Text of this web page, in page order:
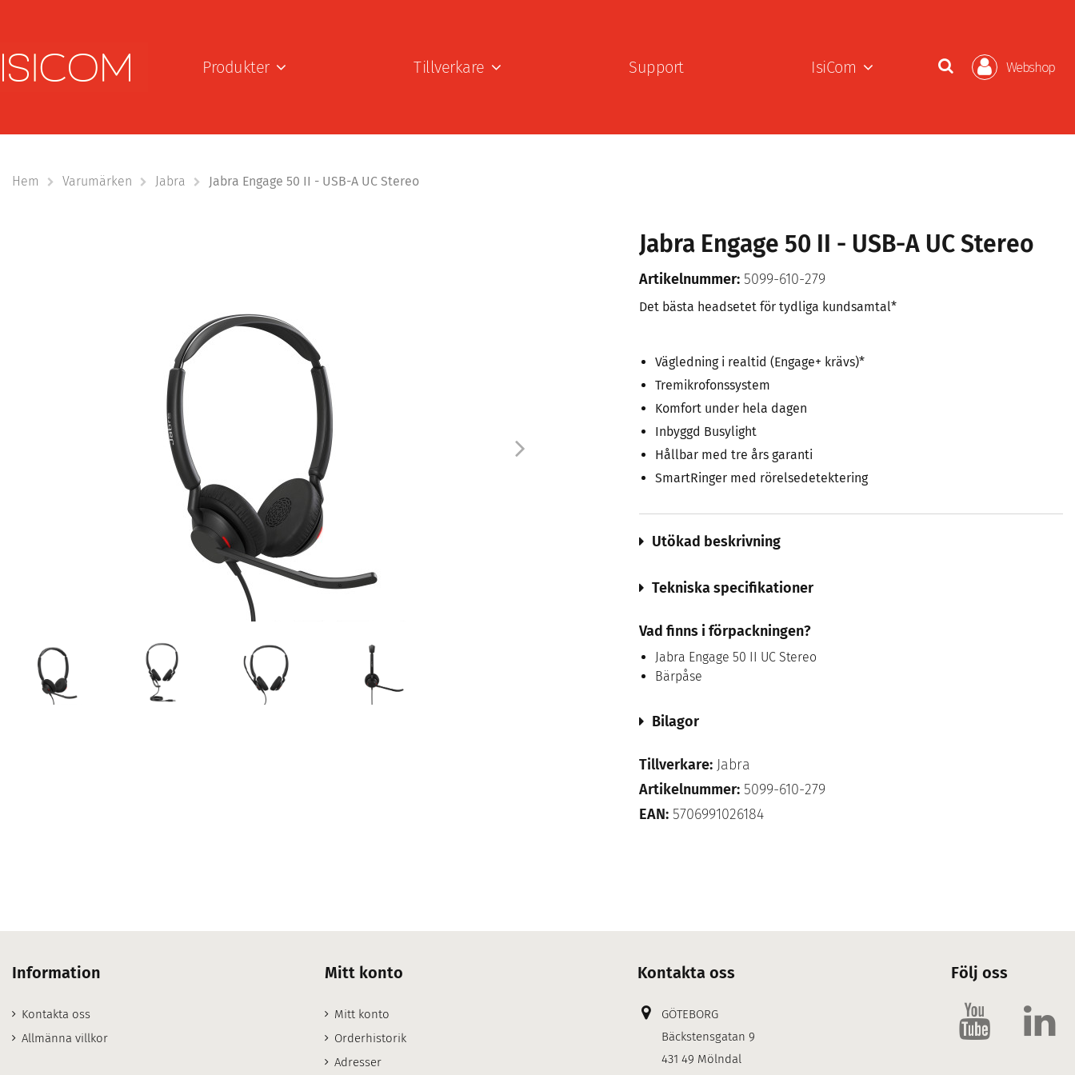
Produkter Tillverkare Support IsiCom Webshop
Hem Varumärken Jabra Jabra Engage 50 II - USB-A UC Stereo
Jabra Engage 50 II - USB-A UC Stereo
Artikelnummer: 5099-610-279
Det bästa headsetet för tydliga kundsamtal*
Vägledning i realtid (Engage+ krävs)*
Tremikrofonssystem
Komfort under hela dagen
Inbyggd Busylight
Hållbar med tre års garanti
SmartRinger med rörelsedetektering
Utökad beskrivning
Tekniska specifikationer
Vad finns i förpackningen?
Jabra Engage 50 II UC Stereo
Bärpåse
Bilagor
Tillverkare: Jabra
Artikelnummer: 5099-610-279
EAN: 5706991026184
Information
Kontakta oss
Allmänna villkor
Mitt konto
Mitt konto
Orderhistorik
Adresser
Kontakta oss
GÖTEBORG
Bäckstensgatan 9
431 49 Mölndal
Följ oss